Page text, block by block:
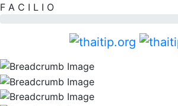
F A C I L I O